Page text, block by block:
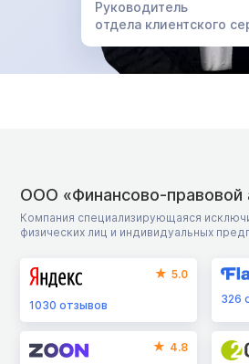
Руководитель
отдела клиентского
ООО «Финансово-правовой
Компания специализирующаяся
физических лиц и индивидуальных
5.0
1030 отзывов
326
4.8